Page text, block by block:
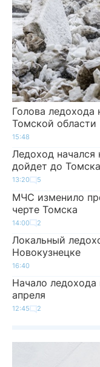
Голова ледохода
Томской области
15:48
Ледоход
дойдет до Томска
13:20 5
МЧС изменило
черте Томска
14:00 2
Локальный
Новокузнецке
16:40
Начало
апреля
12:45 2